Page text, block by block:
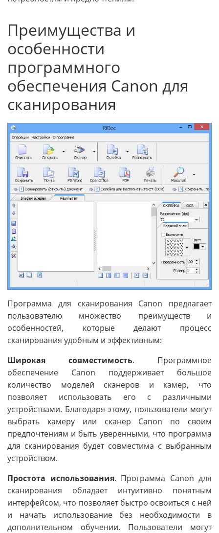
Преимущества и
особенности
программного
обеспечения Canon для
сканирования
Программа для сканирования Canon предлагает
пользователю множество преимуществ и
особенностей, которые делают процесс
сканирования удобным и эффективным:
Широкая совместимость. Программное
обеспечение Canon поддерживает большое
количество моделей сканеров и камер, что
позволяет использовать его с различными
устройствами. Благодаря этому, пользователи могут
выбрать камеру или сканер Canon по своим
предпочтениям и быть уверенными, что программа
для сканирования будет совместима с выбранным
устройством.
Простота использования. Программа Canon для
сканирования обладает интуитивно понятным
интерфейсом, что позволяет быстро освоиться с ней
и начать использование без необходимости в
дополнительном обучении. Пользователи могут